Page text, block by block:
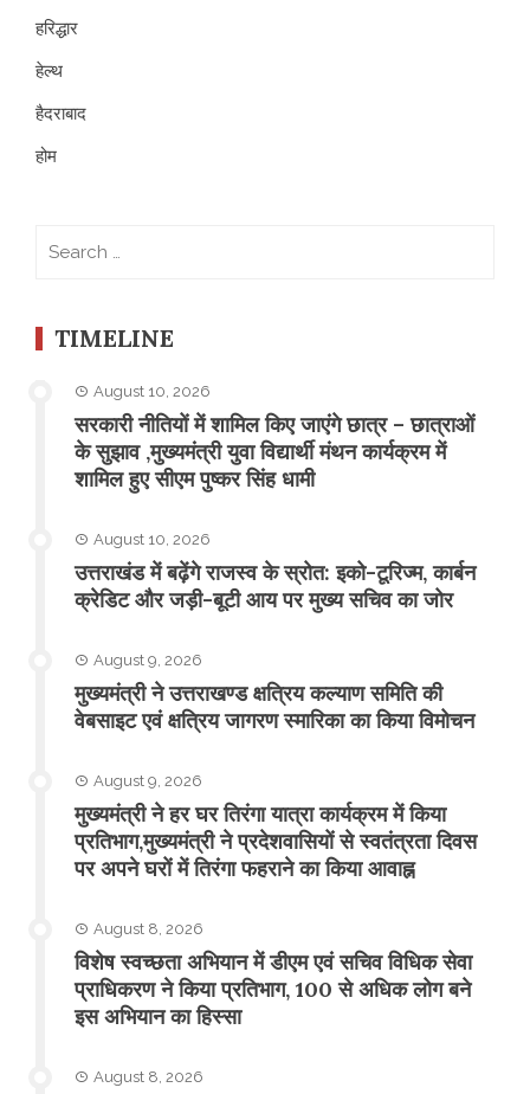
हरिद्धार
हेल्थ
हैदराबाद
होम
TIMELINE
August 10, 2026
सरकारी नीतियों में शामिल किए जाएंगे छात्र – छात्राओं
के सुझाव ,मुख्यमंत्री युवा विद्यार्थी मंथन कार्यक्रम में
शामिल हुए सीएम पुष्कर सिंह धामी
August 10, 2026
उत्तराखंड में बढ़ेंगे राजस्व के स्रोत: इको-टूरिज्म, कार्बन
क्रेडिट और जड़ी-बूटी आय पर मुख्य सचिव का जोर
August 9, 2026
मुख्यमंत्री ने उत्तराखण्ड क्षत्रिय कल्याण समिति की
वेबसाइट एवं क्षत्रिय जागरण स्मारिका का किया विमोचन
August 9, 2026
मुख्यमंत्री ने हर घर तिरंगा यात्रा कार्यक्रम में किया
प्रतिभाग,मुख्यमंत्री ने प्रदेशवासियों से स्वतंत्रता दिवस
पर अपने घरों में तिरंगा फहराने का किया आवाह्न
August 8, 2026
विशेष स्वच्छता अभियान में डीएम एवं सचिव विधिक सेवा
प्राधिकरण ने किया प्रतिभाग, 100 से अधिक लोग बने
इस अभियान का हिस्सा
August 8, 2026